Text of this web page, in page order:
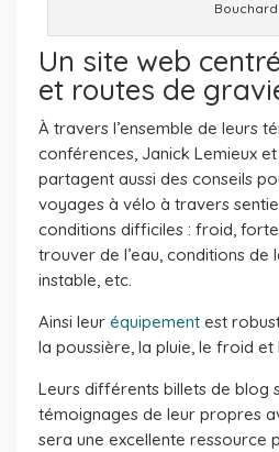
Bouchard
Un site web
et routes de
À travers l’ensemble de leurs
conférences, Janick Lemieux
partagent aussi des conseils
voyages à vélo à travers
conditions difficiles : froid,
trouver de l’eau, conditions de
instable, etc.
Ainsi leur équipement est
la poussière, la pluie, le froid et
Leurs différents billets de blog
témoignages de leur propres
sera une excellente ressource